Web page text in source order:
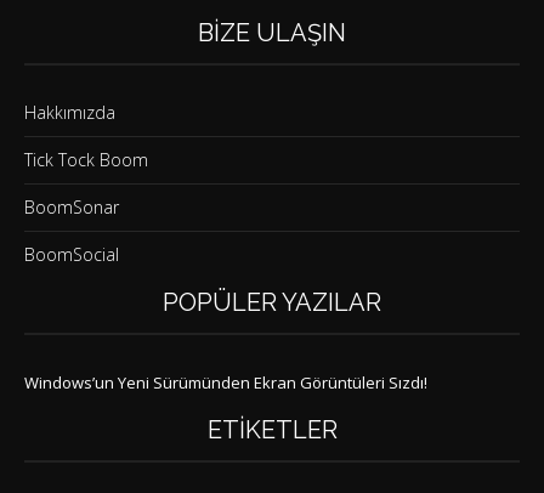
BIZE ULAŞIN
Hakkımızda
Tick Tock Boom
BoomSonar
BoomSocial
POPÜLER YAZILAR
Windows’un Yeni Sürümünden Ekran Görüntüleri Sızdı!
ETIKETLER